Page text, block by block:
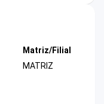
Matriz/Filial
MATRIZ